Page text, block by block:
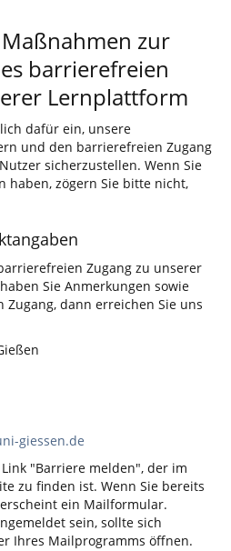
zur
barrierefreien
Lernplattform
dafür ein, unsere
und den barrierefreien Zugang
sicherzustellen. Wenn Sie
haben, zögern Sie bitte nicht,
Zugang zu unserer
Sie Anmerkungen sowie
dann erreichen Sie uns
giessen.de
"Barriere melden", der im
zu finden ist. Wenn Sie bereits
ein Mailformular.
sein, sollte sich
Ihres Mailprogramms öffnen.